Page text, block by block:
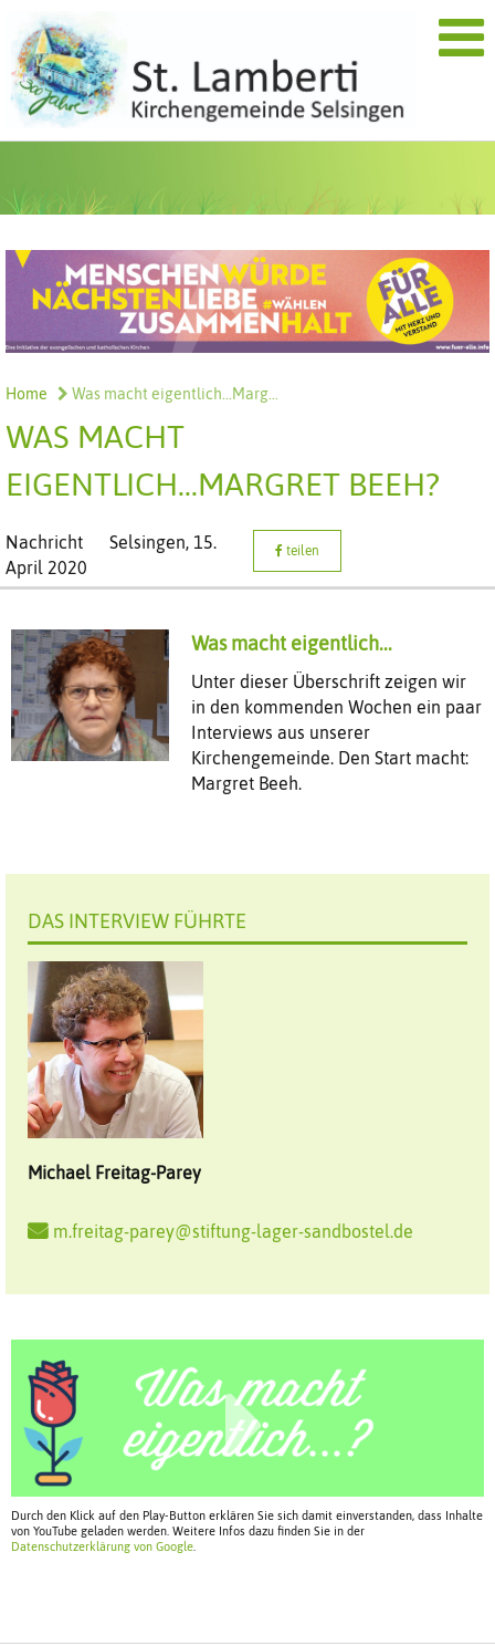
Home Was macht eigentlich...Marg...
WAS MACHT
EIGENTLICH...MARGRET BEEH?
Nachricht Selsingen, 15.
April 2020
teilen
Was macht eigentlich...
Unter dieser Überschrift zeigen wir
in den kommenden Wochen ein paar
Interviews aus unserer
Kirchengemeinde. Den Start macht:
Margret Beeh.
DAS INTERVIEW FÜHRTE
Michael Freitag-Parey
m.freitag-parey@stiftung-lager-sandbostel.de
Durch den Klick auf den Play-Button erklären Sie sich damit einverstanden, dass Inhalte
von YouTube geladen werden. Weitere Infos dazu finden Sie in der
Datenschutzerklärung von Google